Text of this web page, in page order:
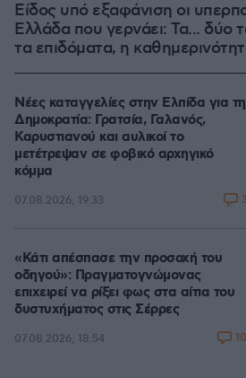
Είδος υπό εξαφάνιση οι
Ελλάδα που γερνάει: Τα... δύο
τα επιδόματα, η
Νέες καταγγελίες στην Ελπίδα για τη
Δημοκρατία: Γρατσία, Γαλανός,
Καρυστιανού και αυλικοί το
μετέτρεψαν σε φοβικό αρχηγικό
κόμμα
07.08.2026, 19:33
«Κάτι απέσπασε την προσοχή του
οδηγού»: Πραγματογνώμονας
επιχειρεί να ρίξει φως στα αίτια του
δυστυχήματος στις Σέρρες
07.08.2026, 18:54